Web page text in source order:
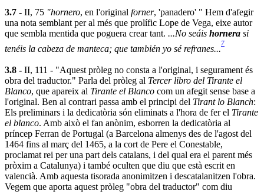
3.7 - II, 75 "hornero, en l'original forner, 'panadero' " Hem d'afegir
una nota semblant per al més que prolífic Lope de Vega, eixe autor
que sembla mentida que poguera crear tant. ...No seáis hornera si
tenéis la cabeza de manteca; que también yo sé refranes...
7
3.8 - II, 111 - "Aquest pròleg no consta a l'original, i segurament és
obra del traductor." Parla del pròleg al Tercer libro del Tirante el
Blanco, que apareix al Tirante el Blanco com un afegit sense base a
l'original. Ben al contrari passa amb el principi del Tirant lo Blanch:
Els preliminars i la dedicatòria són eliminats a l'hora de fer el Tirante
el blanco. Amb això el fan anònim, esborren la dedicatòria al
príncep Ferran de Portugal (a Barcelona almenys des de l'agost del
1464 fins al març del 1465, a la cort de Pere el Conestable,
proclamat rei per una part dels catalans, i del qual era el parent més
pròxim a Catalunya) i també oculten que diu que està escrit en
valencià. Amb aquesta tisorada anonimitzen i descatalanitzen l'obra.
Vegem que aporta aquest pròleg "obra del traductor" com diu